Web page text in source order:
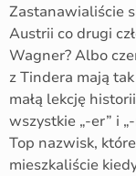
Zastanawialiście
Austrii co drugi
Wagner? Albo
z Tindera mają
małą lekcję
wszystkie „-er” i
Top nazwisk,
mieszkaliście